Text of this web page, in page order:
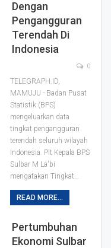
Dengan
Pengangguran
Terendah Di
Indonesia
0
TELEGRAPH.ID,
MAMUJU - Badan Pusat
Statistik (BPS)
mengeluarkan data
tingkat pengangguran
terendah seluruh wilayah
Indonesia. Plt Kepala BPS
Sulbar M La'bi
mengatakan Tingkat…
READ MORE...
Pertumbuhan
Ekonomi Sulbar